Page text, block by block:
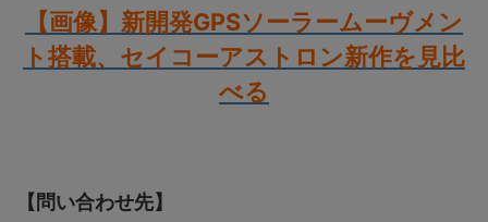
【画像】新開発GPSソーラームーヴメン
ト搭載、セイコーアストロン新作を見比
べる
【問い合わせ先】